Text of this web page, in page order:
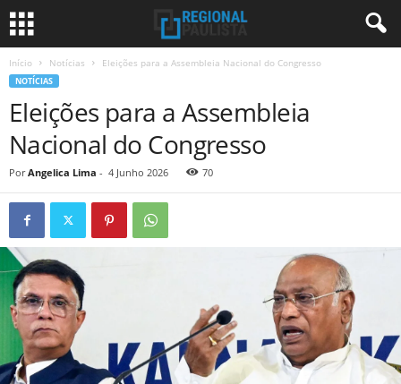
Início Notícias Eleições para a Assembleia Nacional do Congresso
NOTÍCIAS
Eleições para a Assembleia
Nacional do Congresso
Por Angelica Lima - 4 Junho 2026 70